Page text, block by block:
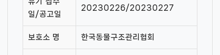
일/공고일
20230226/20230227
보호소 명 한국동물구조관리협회